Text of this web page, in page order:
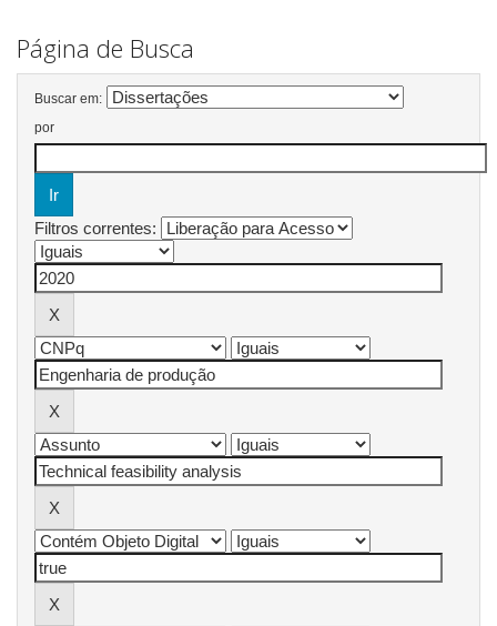
Página de Busca
Buscar em:
por
Filtros correntes: